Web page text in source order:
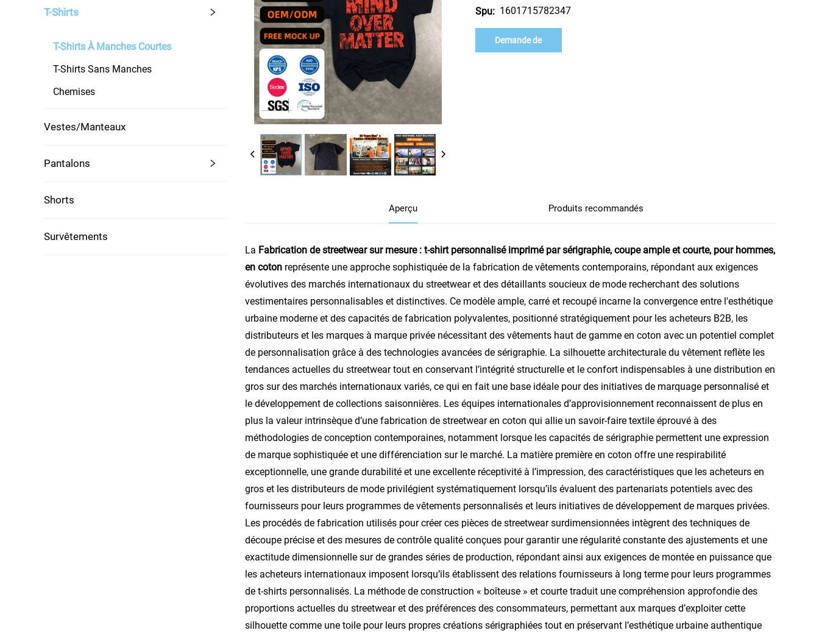
T-Shirts
T-Shirts À Manches Courtes
T-Shirts Sans Manches
Chemises
Vestes/Manteaux
Pantalons
Shorts
Survêtements
Spu: 1601715782347
Demande de
Aperçu Produits recommandés
La Fabrication de streetwear sur mesure : t-shirt personnalisé imprimé par sérigraphie, coupe ample et courte, pour hommes,
en coton représente une approche sophistiquée de la fabrication de vêtements contemporains, répondant aux exigences
évolutives des marchés internationaux du streetwear et des détaillants soucieux de mode recherchant des solutions
vestimentaires personnalisables et distinctives. Ce modèle ample, carré et recoupé incarne la convergence entre l'esthétique
urbaine moderne et des capacités de fabrication polyvalentes, positionné stratégiquement pour les acheteurs B2B, les
distributeurs et les marques à marque privée nécessitant des vêtements haut de gamme en coton avec un potentiel complet
de personnalisation grâce à des technologies avancées de sérigraphie. La silhouette architecturale du vêtement reflète les
tendances actuelles du streetwear tout en conservant l’intégrité structurelle et le confort indispensables à une distribution en
gros sur des marchés internationaux variés, ce qui en fait une base idéale pour des initiatives de marquage personnalisé et
le développement de collections saisonnières. Les équipes internationales d’approvisionnement reconnaissent de plus en
plus la valeur intrinsèque d’une fabrication de streetwear en coton qui allie un savoir-faire textile éprouvé à des
méthodologies de conception contemporaines, notamment lorsque les capacités de sérigraphie permettent une expression
de marque sophistiquée et une différenciation sur le marché. La matière première en coton offre une respirabilité
exceptionnelle, une grande durabilité et une excellente réceptivité à l’impression, des caractéristiques que les acheteurs en
gros et les distributeurs de mode privilégient systématiquement lorsqu’ils évaluent des partenariats potentiels avec des
fournisseurs pour leurs programmes de vêtements personnalisés et leurs initiatives de développement de marques privées.
Les procédés de fabrication utilisés pour créer ces pièces de streetwear surdimensionnées intègrent des techniques de
découpe précise et des mesures de contrôle qualité conçues pour garantir une régularité constante des ajustements et une
exactitude dimensionnelle sur de grandes séries de production, répondant ainsi aux exigences de montée en puissance que
les acheteurs internationaux imposent lorsqu’ils établissent des relations fournisseurs à long terme pour leurs programmes
de t-shirts personnalisés. La méthode de construction « boîteuse » et courte traduit une compréhension approfondie des
proportions actuelles du streetwear et des préférences des consommateurs, permettant aux marques d’exploiter cette
silhouette comme une toile pour leurs propres créations sérigraphiées tout en préservant l’esthétique urbaine authentique